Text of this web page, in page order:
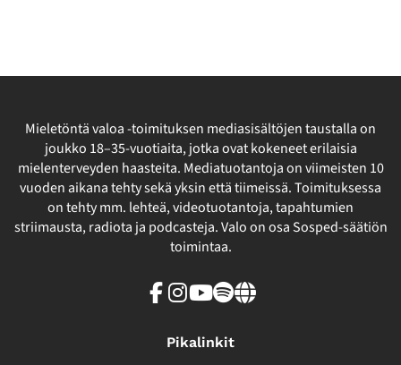
Mieletöntä valoa -toimituksen mediasisältöjen taustalla on
joukko 18–35-vuotiaita, jotka ovat kokeneet erilaisia
mielenterveyden haasteita. Mediatuotantoja on viimeisten 10
vuoden aikana tehty sekä yksin että tiimeissä. Toimituksessa
on tehty mm. lehteä, videotuotantoja, tapahtumien
striimausta, radiota ja podcasteja. Valo on osa Sosped-säätiön
toimintaa.
Facebook
Instagram
Youtube
SpotifyLinkki
Pikalinkit